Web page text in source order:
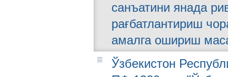
санъатини янада
рағбатлантириш
амалга ошириш
Ўзбекистон